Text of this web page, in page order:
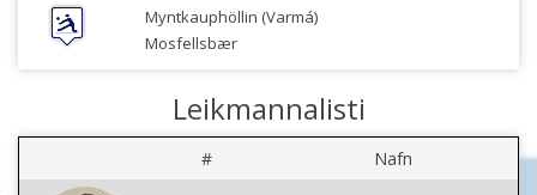
Myntkauphöllin (Varmá)
Mosfellsbær
Leikmannalisti
# Nafn